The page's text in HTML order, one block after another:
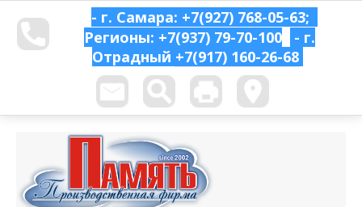
- г. Самара: +7(927) 768-05-63;
Регионы: +7(937) 79-70-100
- г.
Отрадный +7(917) 160-26-68